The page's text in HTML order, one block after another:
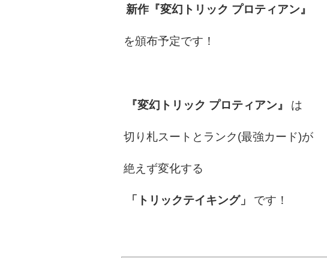
新作『変幻トリック プロティアン』
を頒布予定です！
『変幻トリック プロティアン』 は
切り札スートとランク(最強カード)が
絶えず変化する
「トリックテイキング」 です！